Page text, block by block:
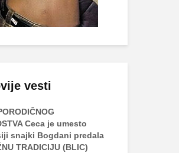
vesti
Ceca je umesto
snajki Bogdani predala
TRADICIJU (BLIC)